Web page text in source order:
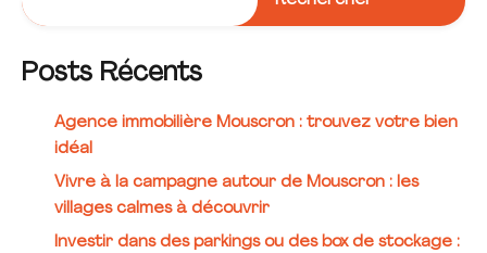
Posts Récents
Agence immobilière Mouscron : trouvez votre bien
idéal
Vivre à la campagne autour de Mouscron : les
villages calmes à découvrir
Investir dans des parkings ou des box de stockage :